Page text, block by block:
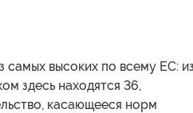
самых высоких по всему ЕС:
здесь находятся 36,
касающееся норм